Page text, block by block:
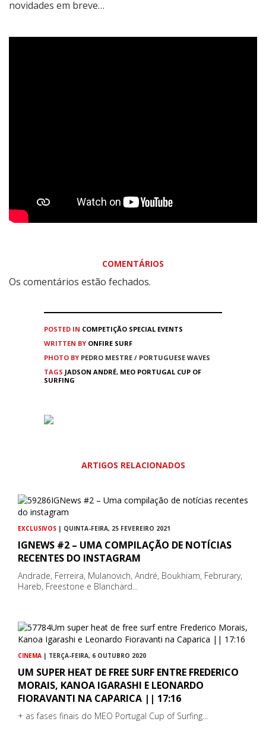
novidades em breve…
COMENTÁRIOS
Os comentários estão fechados.
POSTED IN COMPETIÇÃO SPECIAL EVENTS
WRITTEN BY ONFIRE SURF
PHOTO BY PEDRO MESTRE / PORTUGUESE WAVES
TAGS JADSON ANDRÉ, MEO PORTUGAL CUP OF
SURFING
ARTIGOS RELACIONADOS
EXCLUSIVOS | QUINTA-FEIRA, 25 FEVEREIRO 2021
IGNEWS #2 – UMA COMPILAÇÃO DE NOTÍCIAS
RECENTES DO INSTAGRAM
Andrade, Ferreira, Mulanovich, André, Boukhiam, Februrary,
Hareb, Freestone e Blanchard...
CINEMA | TERÇA-FEIRA, 6 OUTUBRO 2020
UM SUPER HEAT DE FREE SURF ENTRE FREDERICO
MORAIS, KANOA IGARASHI E LEONARDO
FIORAVANTI NA CAPARICA || 17:16
+ as fases finais do MEO Portugal Cup of Surfing...